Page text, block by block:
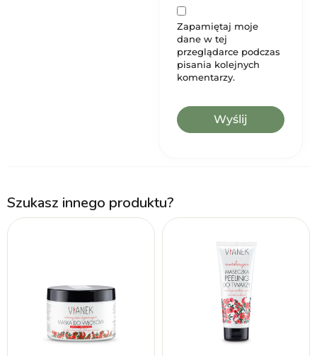
Zapamiętaj moje
dane w tej
przeglądarce podczas
pisania kolejnych
komentarzy.
Szukasz innego produktu?